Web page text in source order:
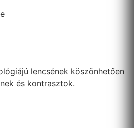
lencsének köszönhetően
és kontrasztok.